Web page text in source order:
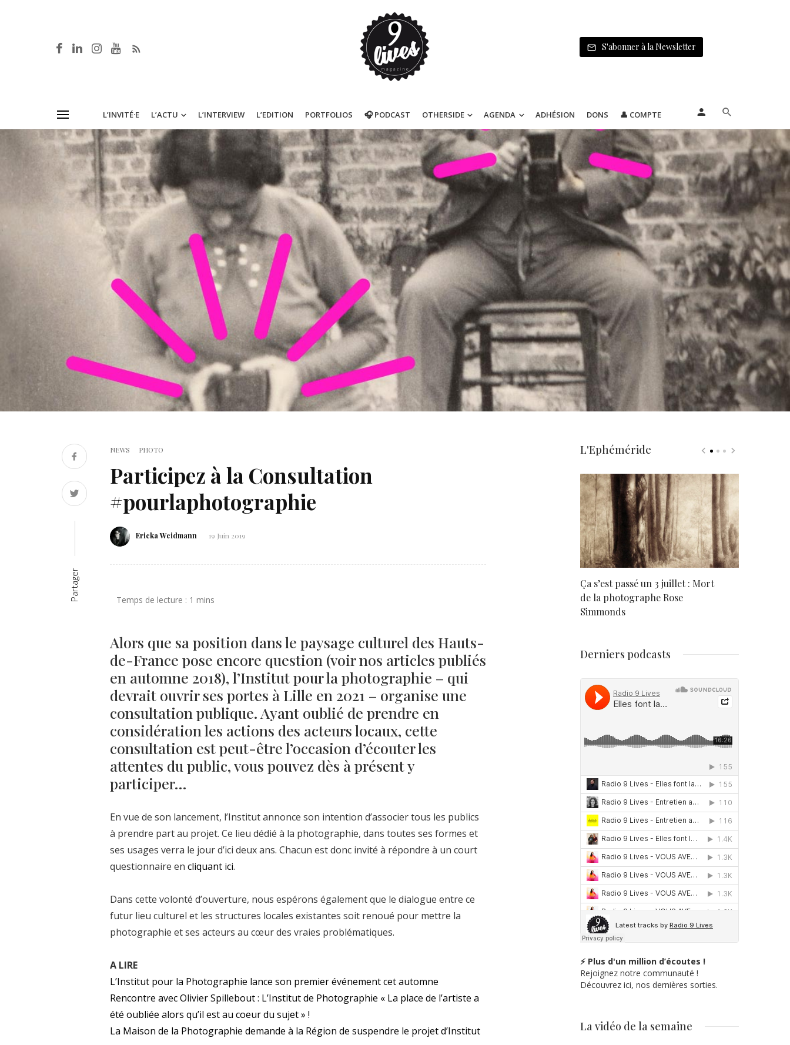
S'abonner à la Newsletter
L’INVITÉ·E L’ACTU L’INTERVIEW L’EDITION PORTFOLIOS 🎧 PODCAST OTHERSIDE AGENDA ADHÉSION DONS 👤 COMPTE
Partager
NEWS PHOTO
Participez à la Consultation
#pourlaphotographie
Ericka Weidmann 19 Juin 2019
Alors que sa position dans le paysage culturel des Hauts-
de-France pose encore question (voir nos articles publiés
en automne 2018), l’Institut pour la photographie – qui
devrait ouvrir ses portes à Lille en 2021 – organise une
consultation publique. Ayant oublié de prendre en
considération les actions des acteurs locaux, cette
consultation est peut-être l’occasion d’écouter les
attentes du public, vous pouvez dès à présent y
participer…
En vue de son lancement, l’Institut annonce son intention d’associer tous les publics
à prendre part au projet. Ce lieu dédié à la photographie, dans toutes ses formes et
ses usages verra le jour d’ici deux ans. Chacun est donc invité à répondre à un court
questionnaire en cliquant ici.
Dans cette volonté d’ouverture, nous espérons également que le dialogue entre ce
futur lieu culturel et les structures locales existantes soit renoué pour mettre la
photographie et ses acteurs au cœur des vraies problématiques.
A LIRE
L’Institut pour la Photographie lance son premier événement cet automne
Rencontre avec Olivier Spillebout : L’Institut de Photographie « La place de l’artiste a
été oubliée alors qu’il est au coeur du sujet » !
La Maison de la Photographie demande à la Région de suspendre le projet d’Institut
L'Ephéméride
Ça s’est passé un 3 juillet : Mort
de la photographe Rose
Simmonds
Derniers podcasts
⚡ Plus d'un million d’écoutes !
Rejoignez notre communauté !
Découvrez ici, nos dernières sorties.
La vidéo de la semaine